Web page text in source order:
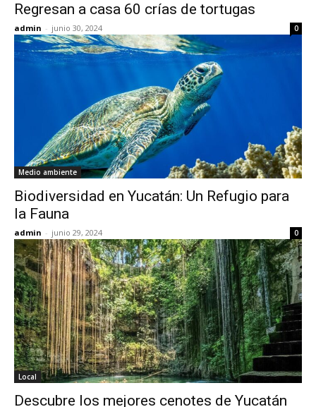
Regresan a casa 60 crías de tortugas
admin - junio 30, 2024 0
Medio ambiente
Biodiversidad en Yucatán: Un Refugio para
la Fauna
admin - junio 29, 2024 0
Local
Descubre los mejores cenotes de Yucatán